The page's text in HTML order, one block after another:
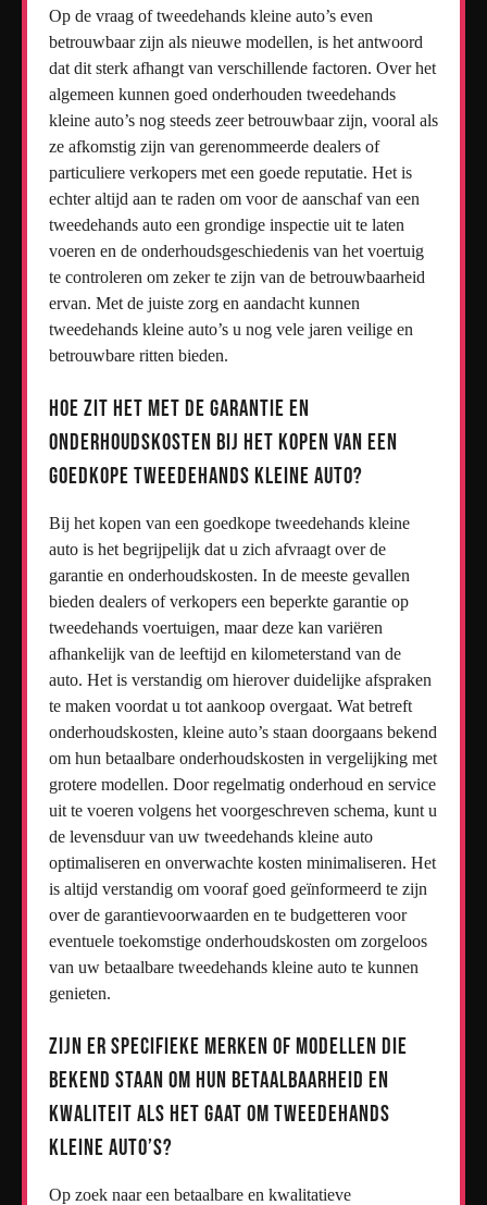
Op de vraag of tweedehands kleine auto’s even
betrouwbaar zijn als nieuwe modellen, is het antwoord
dat dit sterk afhangt van verschillende factoren. Over het
algemeen kunnen goed onderhouden tweedehands
kleine auto’s nog steeds zeer betrouwbaar zijn, vooral als
ze afkomstig zijn van gerenommeerde dealers of
particuliere verkopers met een goede reputatie. Het is
echter altijd aan te raden om voor de aanschaf van een
tweedehands auto een grondige inspectie uit te laten
voeren en de onderhoudsgeschiedenis van het voertuig
te controleren om zeker te zijn van de betrouwbaarheid
ervan. Met de juiste zorg en aandacht kunnen
tweedehands kleine auto’s u nog vele jaren veilige en
betrouwbare ritten bieden.
Hoe zit het met de garantie en
onderhoudskosten bij het kopen van een
goedkope tweedehands kleine auto?
Bij het kopen van een goedkope tweedehands kleine
auto is het begrijpelijk dat u zich afvraagt over de
garantie en onderhoudskosten. In de meeste gevallen
bieden dealers of verkopers een beperkte garantie op
tweedehands voertuigen, maar deze kan variëren
afhankelijk van de leeftijd en kilometerstand van de
auto. Het is verstandig om hierover duidelijke afspraken
te maken voordat u tot aankoop overgaat. Wat betreft
onderhoudskosten, kleine auto’s staan doorgaans bekend
om hun betaalbare onderhoudskosten in vergelijking met
grotere modellen. Door regelmatig onderhoud en service
uit te voeren volgens het voorgeschreven schema, kunt u
de levensduur van uw tweedehands kleine auto
optimaliseren en onverwachte kosten minimaliseren. Het
is altijd verstandig om vooraf goed geïnformeerd te zijn
over de garantievoorwaarden en te budgetteren voor
eventuele toekomstige onderhoudskosten om zorgeloos
van uw betaalbare tweedehands kleine auto te kunnen
genieten.
Zijn er specifieke merken of modellen die
bekend staan om hun betaalbaarheid en
kwaliteit als het gaat om tweedehands
kleine auto’s?
Op zoek naar een betaalbare en kwalitatieve